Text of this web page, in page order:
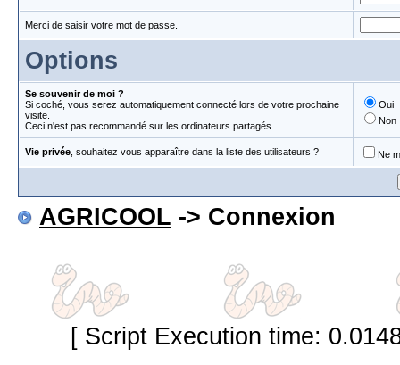
Merci de saisir votre mot de passe.
Options
Se souvenir de moi ?
Si coché, vous serez automatiquement connecté lors de votre prochaine
visite.
Ceci n'est pas recommandé sur les ordinateurs partagés.
Oui
Non
Vie privée , souhaitez vous apparaître dans la liste des utilisateurs ? Ne
AGRICOOL -> Connexion
[ Script Execution time: